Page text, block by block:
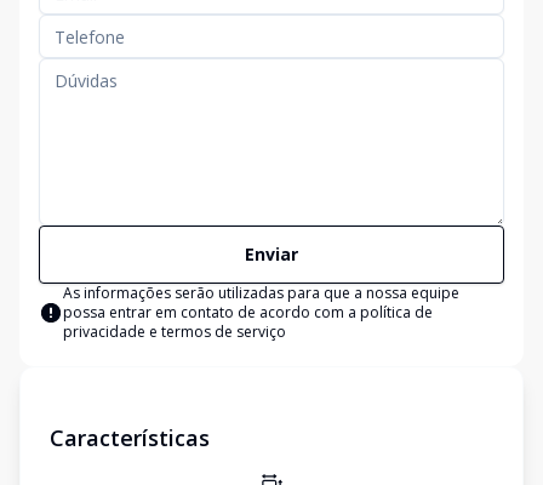
Enviar
As informações serão utilizadas para que a nossa equipe
possa entrar em contato de acordo com a política de
privacidade e termos de serviço
Características